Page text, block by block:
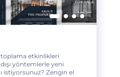
etkinlikleri
yöntemlerle yeni
istiyorsunuz? Zengin el